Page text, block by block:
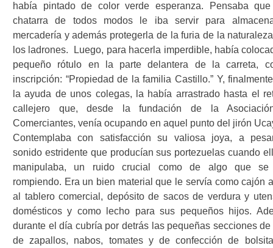
había pintado de color verde esperanza. Pensaba
chatarra de todos modos le iba servir para
mercadería y además protegerla de la furia de la
los ladrones.
Luego, para hacerla imperdible, había
pequeño rótulo en la parte delantera de la carreta,
inscripción: “Propiedad de la familia Castillo.” Y,
la ayuda de unos colegas, la había arrastrado hasta el
callejero que, desde la fundación de la
Comerciantes, venía ocupando en aquel punto del jirón
Contemplaba con satisfacción su valiosa joya, a
sonido estridente que producían sus portezuelas cuando
manipulaba, un ruido crucial como de algo que se
rompiendo. Era un bien material que le servía como cajón
al tablero comercial, depósito de sacos de verdura y
domésticos y como lecho para sus pequeños hijos.
durante el día cubría por detrás las pequeñas secciones de
de zapallos, nabos, tomates y de confección de